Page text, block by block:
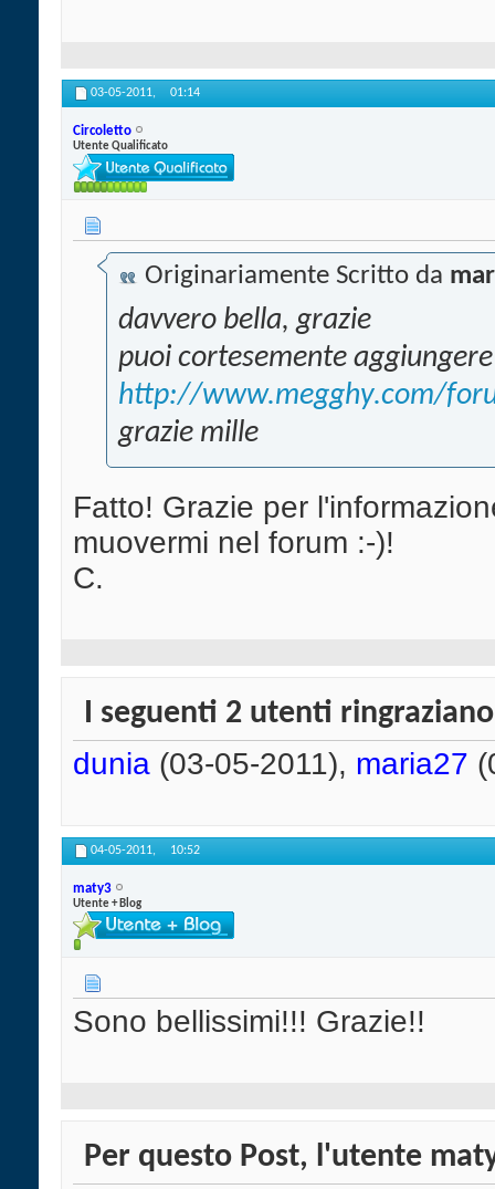
03-05-2011, 01:14
Circoletto
Utente Qualificato
Originariamente Scritto da
davvero bella, grazie
puoi cortesemente
http://www.megghy.com/
grazie mille
Fatto! Grazie per
muovermi nel forum :-)!
C.
I seguenti 2 utenti
dunia (03-05-2011), maria27
04-05-2011, 10:52
maty3
Utente + Blog
Sono bellissimi!!! Grazie!!
Per questo Post, l'utente